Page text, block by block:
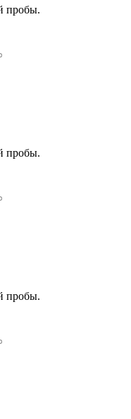
пробы.
пробы.
пробы.